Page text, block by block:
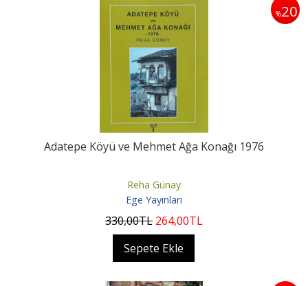
%20
Adatepe Köyü ve Mehmet Ağa Konağı 1976
Reha Günay
Ege Yayınları
330,00TL 264,00TL
Sepete Ekle